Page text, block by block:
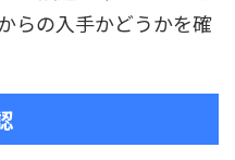
らの入手かどうかを確